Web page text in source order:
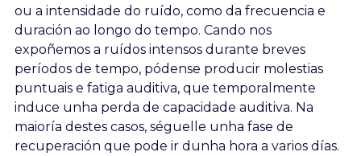
ou a intensidade do ruído, como da frecuencia e
duración ao longo do tempo. Cando nos
expoñemos a ruídos intensos durante breves
períodos de tempo, pódense producir molestias
puntuais e fatiga auditiva, que temporalmente
induce unha perda de capacidade auditiva. Na
maioría destes casos, séguelle unha fase de
recuperación que pode ir dunha hora a varios días.